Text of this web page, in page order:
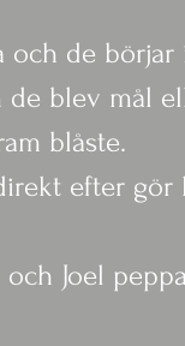
och de
blev mål
blåste.
efter
Joel